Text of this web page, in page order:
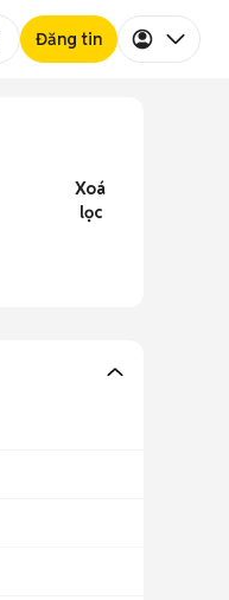
Đăng tin
Xoá
lọc